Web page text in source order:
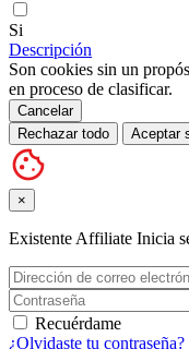
Si
Descripción
Son cookies sin un
en proceso de clasificar.
Cancelar
Rechazar todo
Aceptar
×
Existente Affiliate Inicia
Recuérdame
¿Olvidaste tu contraseña?